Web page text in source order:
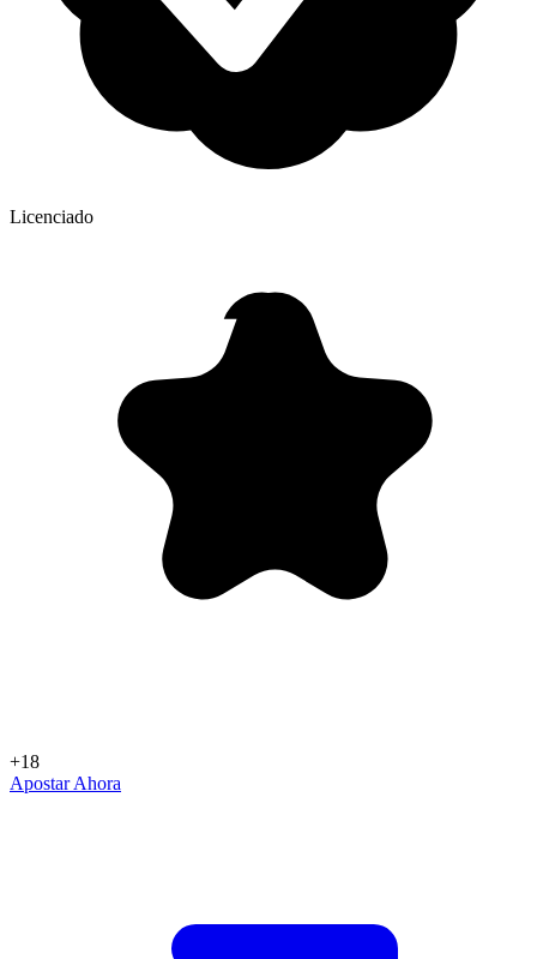
Licenciado
+18
Apostar Ahora